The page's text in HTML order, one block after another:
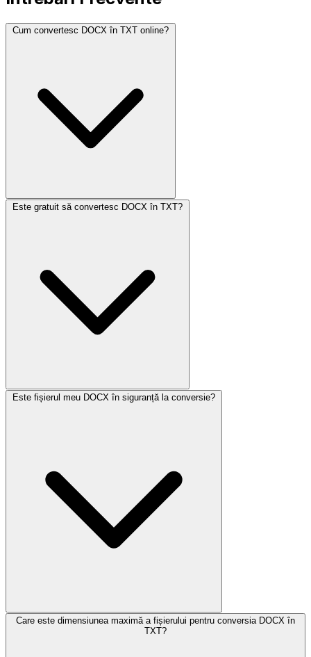
Cum convertesc DOCX în TXT online?
Este gratuit să convertesc DOCX în TXT?
Este fișierul meu DOCX în siguranță la conversie?
Care este dimensiunea maximă a fișierului pentru conversia DOCX în
TXT?